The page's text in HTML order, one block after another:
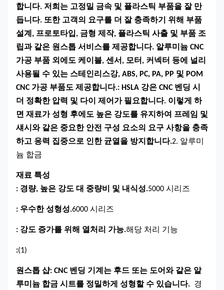
합니다. 저희는 고정밀 금속 및 플라스틱 부품을 잘 만
듭니다. 또한 고객의 요구를 더 잘 충족하기 위해 부품
설계, 프로토타입, 금형 제작, 플라스틱 사출 및 부품 조
립과 같은 원스톱 서비스를 제공합니다. 알루미늄 CNC
가공 부품 외에도 케이블, 센서, 모터, 커넥터 등에 널리
사용될 수 있는 스테인리스강, ABS, PC, PA, PP 및 POM
CNC 가공 부품도 제공합니다.: HSLA 강은 CNC 벤딩 시
더 정확한 압력 및 다이 제어가 필요합니다. 이렇게 하
면 재료가 성형 후에도 높은 강도를 유지하여 프레임 및
섀시와 같은 중요한 안전 구성 요소의 요구 사항을 충족
하고 응력 집중으로 인한 균열을 방지합니다.2. 알루미
늄 합금
재료 특성
: 경량, 높은 강도 대 중량비 및 내식성.5000 시리즈
: 우수한 성형성.6000 시리즈
: 강도 증가를 위해 열처리 가능.해당 처리 기능
:(1)
원스톱 샵: CNC 벤딩 기계는 후드 또는 도어와 같은 알
루미늄 합금 시트를 정밀하게 성형할 수 있습니다. 경